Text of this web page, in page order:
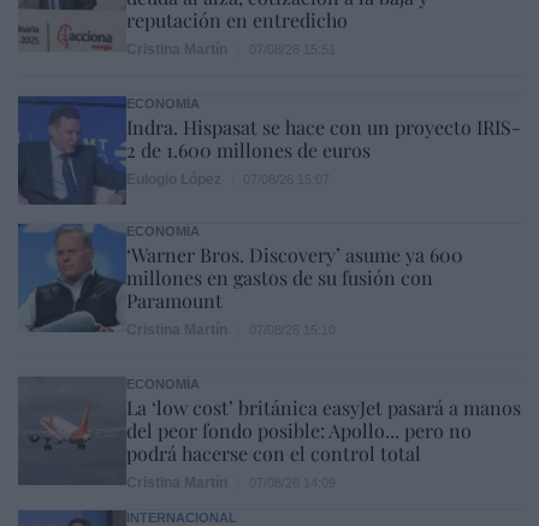
reputación en entredicho
ECONOMÍA
Indra. Hispasat se hace con un proyecto IRIS-
2 de 1.600 millones de euros
ECONOMÍA
‘Warner Bros. Discovery’ asume ya 600
millones en gastos de su fusión con
Paramount
ECONOMÍA
La ‘low cost’ británica easyJet pasará a manos
del peor fondo posible: Apollo... pero no
podrá hacerse con el control total
INTERNACIONAL